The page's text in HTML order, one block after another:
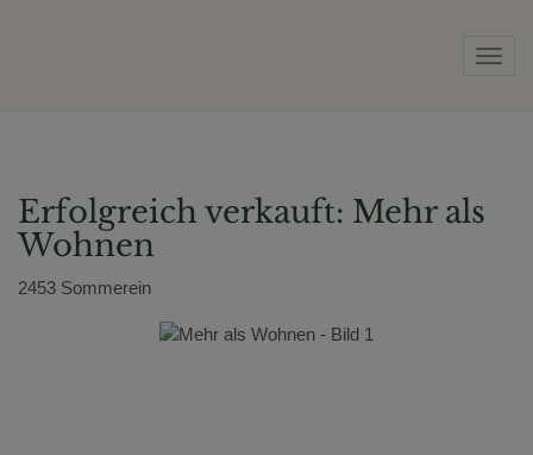
Erfolgreich verkauft: Mehr als
Wohnen
2453 Sommerein